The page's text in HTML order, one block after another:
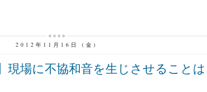
2012年11月16日 (金)
現場に不協和音を生じさせることは